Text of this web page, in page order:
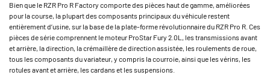
Bien que le RZR Pro R Factory comporte des pièces haut de gamme, améliorées
pour la course, la plupart des composants principaux du véhicule restent
entièrement d’usine, sur la base de la plate-forme révolutionnaire du RZR Pro R. Ces
pièces de série comprennent le moteur ProStar Fury 2.0L, les transmissions avant
et arrière, la direction, la crémaillère de direction assistée, les roulements de roue,
tous les composants du variateur, y compris la courroie, ainsi que les vérins, les
rotules avant et arrière, les cardans et les suspensions.